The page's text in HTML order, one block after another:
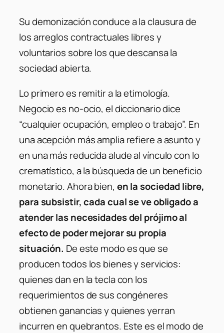
Su demonización conduce a la clausura de
los arreglos contractuales libres y
voluntarios sobre los que descansa la
sociedad abierta.
Lo primero es remitir a la etimología.
Negocio es no-ocio, el diccionario dice
“cualquier ocupación, empleo o trabajo”. En
una acepción más amplia refiere a asunto y
en una más reducida alude al vínculo con lo
crematístico, a la búsqueda de un beneficio
monetario. Ahora bien, en la sociedad libre,
para subsistir, cada cual se ve obligado a
atender las necesidades del prójimo al
efecto de poder mejorar su propia
situación. De este modo es que se
producen todos los bienes y servicios:
quienes dan en la tecla con los
requerimientos de sus congéneres
obtienen ganancias y quienes yerran
incurren en quebrantos. Este es el modo de